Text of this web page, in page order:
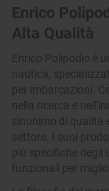
Enrico
Alta Qualità
Enrico Polipodio è
nautica,
per imbarcazioni.
nella ricerca e
sinonimo di qualità
settore. I suoi
più specifiche degli
funzionali per